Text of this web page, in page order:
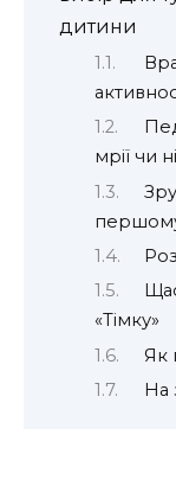
дитини
мрії чи
першому
«Тімку»
Як
На